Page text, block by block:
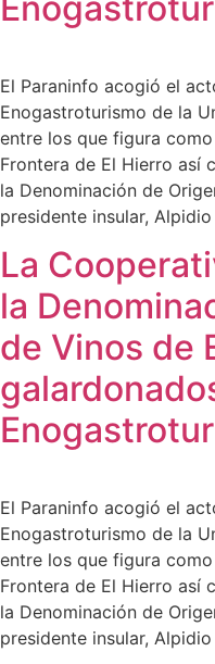
El Paraninfo acogió el
Enogastroturismo de la
entre los que figura
Frontera de El Hierro así
la Denominación de
presidente insular,
La
la
de Vinos de
El Paraninfo acogió el
Enogastroturismo de la
entre los que figura
Frontera de El Hierro así
la Denominación de
presidente insular,